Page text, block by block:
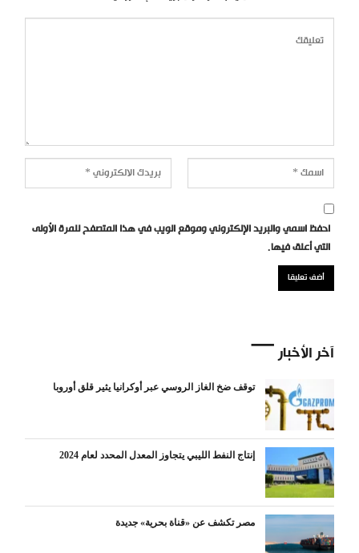
احفظ اسمي والبريد الإلكتروني وموقع الويب في هذا المتصفح للمرة الأولى
التي أعلق فيها.
آخر الأخبار
توقف ضخ الغاز الروسي عبر أوكرانيا يثير قلق أوروبا
إنتاج النفط الليبي يتجاوز المعدل المحدد لعام 2024
مصر تكشف عن «قناة بحرية» جديدة